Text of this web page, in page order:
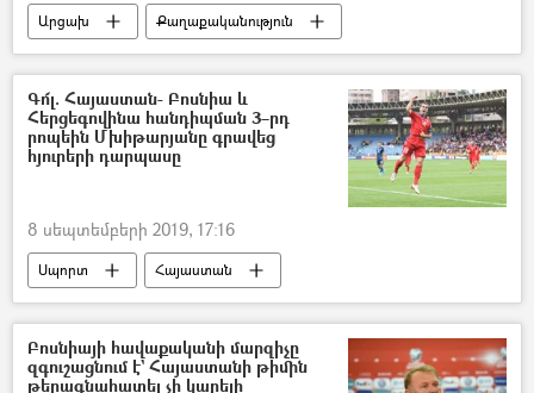
Արցախ
Քաղաքականություն
Հայաստան
Ընտրություններ
Մասիս Մայիլյան
Նախագահ
Գո՜լ. Հայաստան- Բոսնիա և
Հերցեգովինա հանդիպման 3–րդ
րոպեին Մխիթարյանը գրավեց
հյուրերի դարպասը
8 սեպտեմբերի 2019, 17:16
Սպորտ
Հայաստան
Հենրիխ Մխիթարյան
ֆուտբոլ
Հայաստանի ֆուտբոլի ֆեդերացիա
գոլ
Բոսնիա և Հերցեգովինա
Բոսնիայի հավաքականի մարզիչը
զգուշացնում է` Հայաստանի թիմին
թերագնահատել չի կարելի